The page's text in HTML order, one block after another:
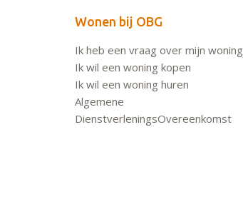
Wonen bij OBG
Ik heb een vraag over mijn woning
Ik wil een woning kopen
Ik wil een woning huren
Algemene
DienstverleningsOvereenkomst